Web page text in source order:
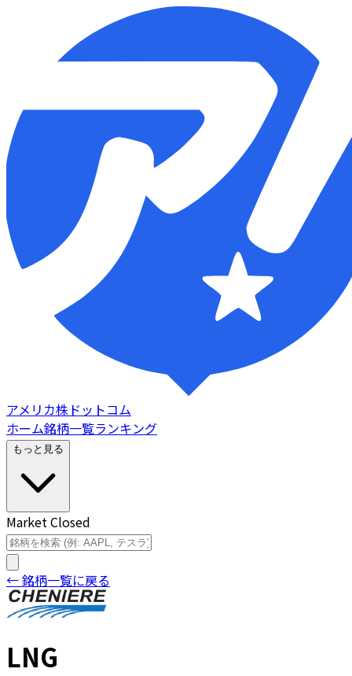
アメリカ株ドットコム
ホーム銘柄一覧ランキング
もっと見る
Market Closed
← 銘柄一覧に戻る
LNG